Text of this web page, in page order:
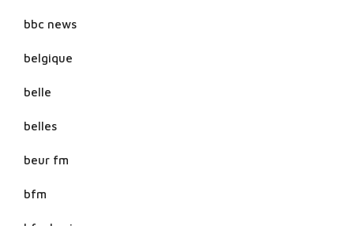
bbc news
belgique
belle
belles
beur fm
bfm